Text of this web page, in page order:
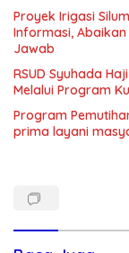
Proyek Irigasi
Informasi,
Jawab
RSUD Syuhada
Melalui Program
Program
prima layani